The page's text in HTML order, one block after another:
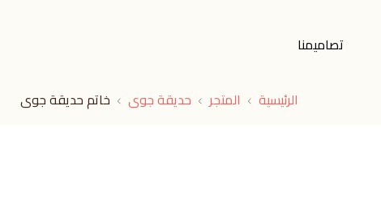
تصاميمنا
الرئيسية المتجر حديقة جوى خاتم حديقة جوى